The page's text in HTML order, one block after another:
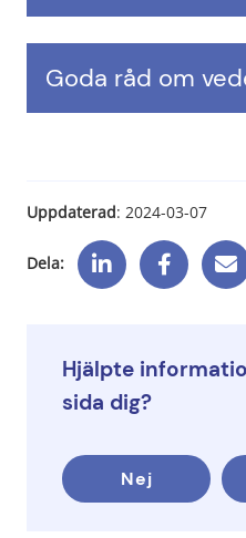
Goda råd om
Uppdaterad: 2024-03-07
Dela:
Hjälpte
sida dig?
Nej